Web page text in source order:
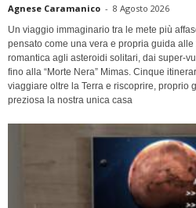
Agnese Caramanico - 8 Agosto 2026
Un viaggio immaginario tra le mete più
pensato come una vera e propria guida
romantica agli asteroidi solitari, dai super-
fino alla “Morte Nera” Mimas. Cinque
viaggiare oltre la Terra e riscoprire, proprio
preziosa la nostra unica casa